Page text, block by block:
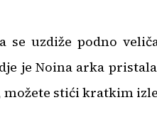
se uzdiže podno
je Noina arka
možete stići kratkim